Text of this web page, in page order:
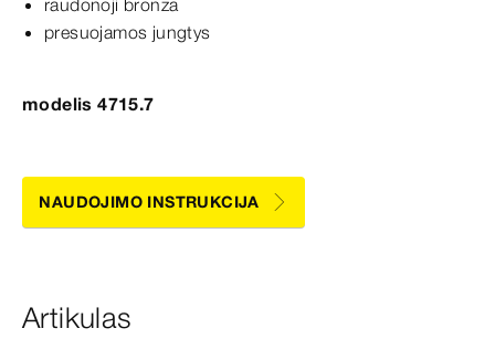
presuojamos jungtys
modelis 4715.7
NAUDOJIMO INSTRUKCIJA
Artikulas